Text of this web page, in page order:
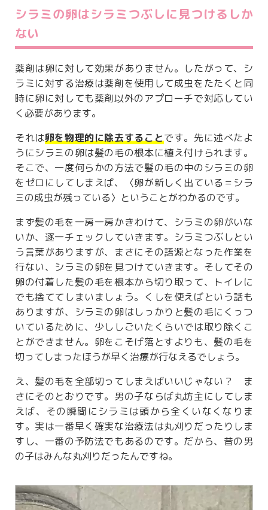
シラミの卵はシラミつぶしに見つけるしか
ない
薬剤は卵に対して効果がありません。したがって、シ
ラミに対する治療は薬剤を使用して成虫をたたくと同
時に卵に対しても薬剤以外のアプローチで対応してい
く必要があります。
それは卵を物理的に除去することです。先に述べたよ
うにシラミの卵は髪の毛の根本に植え付けられます。
そこで、一度何らかの方法で髪の毛の中のシラミの卵
をゼロにしてしまえば、〈卵が新しく出ている＝シラ
ミの成虫が残っている〉ということがわかるのです。
まず髪の毛を一房一房かきわけて、シラミの卵がいな
いか、逐一チェックしていきます。シラミつぶしとい
う言葉がありますが、まさにその語源となった作業を
行ない、シラミの卵を見つけていきます。そしてその
卵の付着した髪の毛を根本から切り取って、トイレに
でも捨ててしまいましょう。くしを使えばという話も
ありますが、シラミの卵はしっかりと髪の毛にくっつ
いているために、少ししごいたくらいでは取り除くこ
とができません。卵をこそげ落とすよりも、髪の毛を
切ってしまったほうが早く治療が行なえるでしょう。
え、髪の毛を全部切ってしまえばいいじゃない？ ま
さにそのとおりです。男の子ならば丸坊主にしてしま
えば、その瞬間にシラミは頭から全くいなくなりま
す。実は一番早く確実な治療法は丸刈りだったりしま
すし、一番の予防法でもあるのです。だから、昔の男
の子はみんな丸刈りだったんですね。